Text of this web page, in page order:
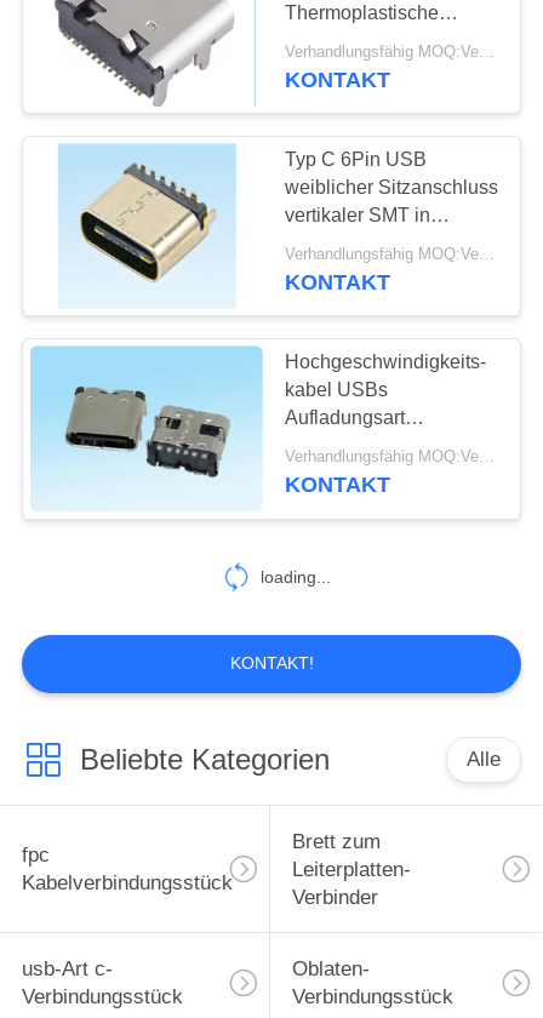
Thermoplastische
Gehäuse in
Schnellladung USB
KONTAKT
Typ C 6Pin USB
weiblicher Sitzanschluss
vertikaler SMT in
schneller Aufladung
Verhandlungsfähig MOQ:Verhandelbar
KONTAKT
Hochgeschwindigkeits-
kabel USBs
Aufladungsart
gegenwärtige
Bewertung USBs 3,0 c-
Verhandlungsfähig MOQ:Verhandelbar
KONTAKT
loading...
KONTAKT!
Beliebte Kategorien Alle
fpc
Kabelverbindungsstück
Brett zum
Leiterplatten-
Verbinder
usb-Art c-
Verbindungsstück
Oblaten-
Verbindungsstück